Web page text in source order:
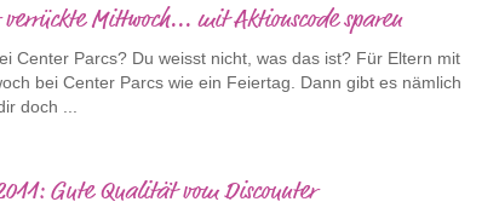
Mittwoch... mit Aktionscode sparen
Center Parcs? Du weisst nicht, was das ist? Für Eltern mit
bei Center Parcs wie ein Feiertag. Dann gibt es nämlich
doch ...
Gute Qualität vom Discounter